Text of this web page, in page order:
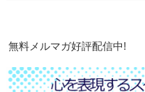
無料メルマガ好評配信中!